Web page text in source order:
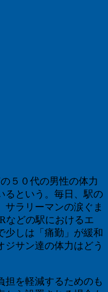
５０代の男性の体力
るという。毎日、駅の
サラリーマンの涙ぐま
などの駅におけるエ
少しは「痛勤」が緩和
ジサン達の体力はどう
担を軽減するためのも